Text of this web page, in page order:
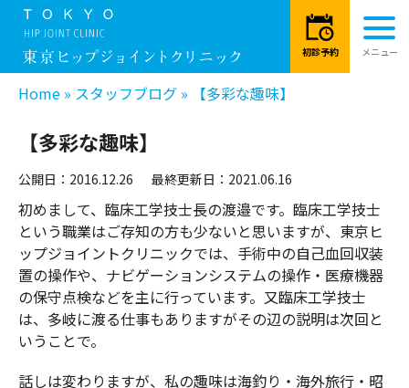
Home » スタッフブログ » 【多彩な趣味】
【多彩な趣味】
公開日：2016.12.26 最終更新日：2021.06.16
初めまして、臨床工学技士長の渡邉です。臨床工学技士
という職業はご存知の方も少ないと思いますが、東京ヒ
ップジョイントクリニックでは、手術中の自己血回収装
置の操作や、ナビゲーションシステムの操作・医療機器
の保守点検などを主に行っています。又臨床工学技士
は、多岐に渡る仕事もありますがその辺の説明は次回と
いうことで。
話しは変わりますが、私の趣味は海釣り・海外旅行・昭